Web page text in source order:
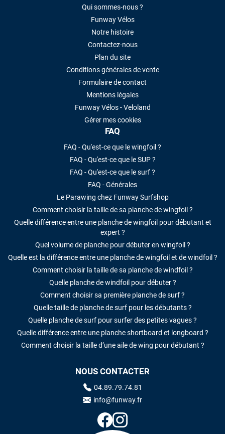
Qui sommes-nous ?
Funway Vélos
Notre histoire
Contactez-nous
Plan du site
Conditions générales de vente
Formulaire de contact
Mentions légales
Funway Vélos - Veloland
Gérer mes cookies
FAQ
FAQ - Qu'est-ce que le wingfoil ?
FAQ - Qu'est-ce que le SUP ?
FAQ - Qu'est-ce que le surf ?
FAQ - Générales
Le Parawing chez Funway Surfshop
Comment choisir la taille de sa planche de wingfoil ?
Quelle différence entre une planche de wingfoil pour débutant et
expert ?
Quel volume de planche pour débuter en wingfoil ?
Quelle est la différence entre une planche de wingfoil et de windfoil ?
Comment choisir la taille de sa planche de windfoil ?
Quelle planche de windfoil pour débuter ?
Comment choisir sa première planche de surf ?
Quelle taille de planche de surf pour les débutants ?
Quelle planche de surf pour surfer des petites vagues ?
Quelle différence entre une planche shortboard et longboard ?
Comment choisir la taille d’une aile de wing pour débutant ?
NOUS CONTACTER
04.89.79.74.81
info@funway.fr